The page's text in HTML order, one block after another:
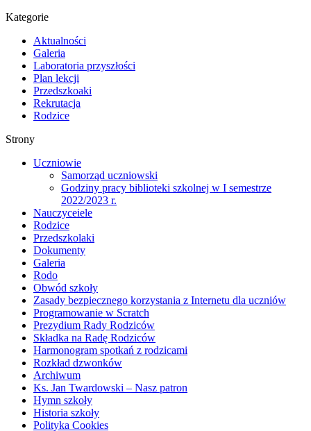
Kategorie
Aktualności
Galeria
Laboratoria przyszłości
Plan lekcji
Przedszkoaki
Rekrutacja
Rodzice
Strony
Uczniowie
Samorząd uczniowski
Godziny pracy biblioteki szkolnej w I semestrze
2022/2023 r.
Nauczyceiele
Rodzice
Przedszkolaki
Dokumenty
Galeria
Rodo
Obwód szkoły
Zasady bezpiecznego korzystania z Internetu dla uczniów
Programowanie w Scratch
Prezydium Rady Rodziców
Składka na Radę Rodziców
Harmonogram spotkań z rodzicami
Rozkład dzwonków
Archiwum
Ks. Jan Twardowski – Nasz patron
Hymn szkoły
Historia szkoły
Polityka Cookies